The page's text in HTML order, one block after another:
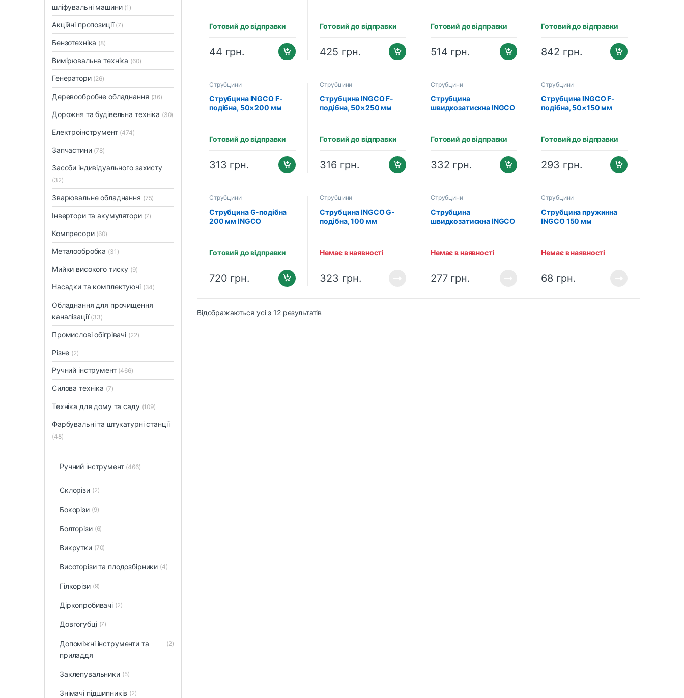
Готовий до відправки
44 грн.
Готовий до відправки
425 грн.
Готовий до відправки
514 грн.
Готовий до відправки
842 грн.
Струбцини
Струбцина INGCO F-
подібна, 50×200 мм
Готовий до відправки
313 грн.
Струбцини
Струбцина INGCO F-
подібна, 50×250 мм
Готовий до відправки
316 грн.
Струбцини
Струбцина
швидкозатискна INGCO
Готовий до відправки
332 грн.
Струбцини
Струбцина INGCO F-
подібна, 50×150 мм
Готовий до відправки
293 грн.
Струбцини
Струбцина G-подібна
200 мм INGCO
Готовий до відправки
720 грн.
Струбцини
Струбцина INGCO G-
подібна, 100 мм
Немає в наявності
323 грн.
Струбцини
Струбцина
швидкозатискна INGCO
Немає в наявності
277 грн.
Струбцини
Струбцина пружинна
INGCO 150 мм
Немає в наявності
68 грн.
Відображаються усі з 12 результатів
шліфувальні машини (1)
Акційні пропозиції (7)
Бензотехніка (8)
Вимірювальна техніка (60)
Генератори (26)
Деревообробне обладнання (36)
Дорожня та будівельна техніка (30)
Електроінструмент (474)
Запчастини (78)
Засоби індивідуального захисту
(32)
Зварювальне обладнання (75)
Інвертори та акумулятори (7)
Компресори (60)
Металообробка (31)
Мийки високого тиску (9)
Насадки та комплектуючі (34)
Обладнання для прочищення
каналізації (33)
Промислові обігрівачі (22)
Різне (2)
Ручний інструмент (466)
Силова техніка (7)
Техніка для дому та саду (109)
Фарбувальні та штукатурні станції
(48)
Ручний інструмент (466)
Cклорізи (2)
Бокорізи (9)
Болторізи (6)
Викрутки (70)
Висоторізи та плодозбірники (4)
Гілкорізи (9)
Діркопробивачі (2)
Довгогубці (7)
Допоміжні інструменти та
приладдя
(2)
Заклепувальники (5)
Знімачі підшипників (2)